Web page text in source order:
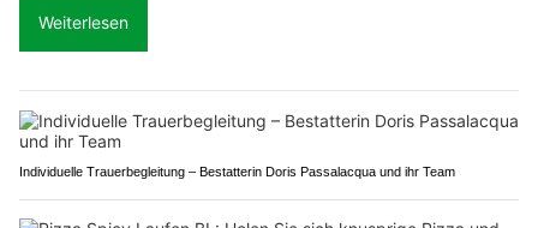
Weiterlesen
Individuelle Trauerbegleitung – Bestatterin Doris Passalacqua und ihr Team